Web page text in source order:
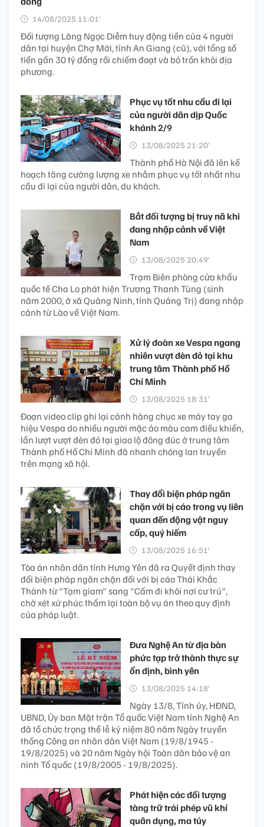
14/08/2025 11:01’
Đối tượng Lăng Ngọc Diễm huy động tiền của 4 người
dân tại huyện Chợ Mới, tỉnh An Giang (cũ), với tổng số
tiền gần 30 tỷ đồng rồi chiếm đoạt và bỏ trốn khỏi địa
phương.
Phục vụ tốt nhu cầu đi lại
của người dân dịp Quốc
khánh 2/9
13/08/2025 21:20’
Thành phố Hà Nội đã lên kế
hoạch tăng cường lượng xe nhằm phục vụ tốt nhất nhu
cầu đi lại của người dân, du khách.
Bắt đối tượng bị truy nã khi
đang nhập cảnh về Việt
Nam
13/08/2025 20:49’
Trạm Biên phòng cửa khẩu
quốc tế Cha Lo phát hiện Trương Thanh Tùng (sinh
năm 2000, ở xã Quảng Ninh, tỉnh Quảng Trị) đang nhập
cảnh từ Lào về Việt Nam.
Xử lý đoàn xe Vespa ngang
nhiên vượt đèn đỏ tại khu
trung tâm Thành phố Hồ
Chí Minh
13/08/2025 18:31’
Đoạn video clip ghi lại cảnh hàng chục xe máy tay ga
hiệu Vespa do nhiều người mặc áo màu cam điều khiển,
lần lượt vượt đèn đỏ tại giao lộ đông đúc ở trung tâm
Thành phố Hồ Chí Minh đã nhanh chóng lan truyền
trên mạng xã hội.
Thay đổi biện pháp ngăn
chặn với bị cáo trong vụ liên
quan đến động vật nguy
cấp, quý hiếm
13/08/2025 16:51’
Tòa án nhân dân tỉnh Hưng Yên đã ra Quyết định thay
đổi biện pháp ngăn chặn đối với bị cáo Thái Khắc
Thành từ "Tạm giam" sang "Cấm đi khỏi nơi cư trú",
chờ xét xử phúc thẩm lại toàn bộ vụ án theo quy định
của pháp luật.
Đưa Nghệ An từ địa bàn
phức tạp trở thành thực sự
ổn định, bình yên
13/08/2025 14:18’
Ngày 13/8, Tỉnh ủy, HĐND,
UBND, Ủy ban Mặt trận Tổ quốc Việt Nam tỉnh Nghệ An
đã tổ chức trọng thể lễ kỷ niệm 80 năm Ngày truyền
thống Công an nhân dân Việt Nam (19/8/1945 -
19/8/2025) và 20 năm Ngày hội Toàn dân bảo vệ an
ninh Tổ quốc (19/8/2005 - 19/8/2025).
Phát hiện các đối tượng
tàng trữ trái phép vũ khí
quân dụng, ma túy